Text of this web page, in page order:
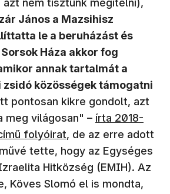
azt nem tisztünk megítélni),
János a Mazsihisz
le a beruházást és
Háza akkor fog
annak tartalmát a
közösségek támogatni
pontosan kikre gondolt, azt
meg világosan" – írta 2018-
folyóirat, de az erre adott
tette, hogy az Egységes
Hitközség (EMIH). Az
Köves Slomó el is mondta,